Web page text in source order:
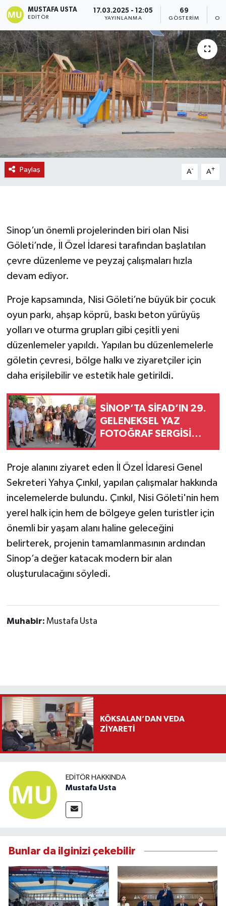
MUSTAFA USTA
EDITÖR
17.03.2025 - 12:05
YAYINLANMA
69
GÖSTERIM
Paylaş A- A+
Sinop’un önemli projelerinden biri olan Nisi
Göleti’nde, İl Özel İdaresi tarafından başlatılan
çevre düzenleme ve peyzaj çalışmaları hızla
devam ediyor.
Proje kapsamında, Nisi Göleti’ne büyük bir çocuk
oyun parkı, ahşap köprü, baskı beton yürüyüş
yolları ve oturma grupları gibi çeşitli yeni
düzenlemeler yapıldı. Yapılan bu düzenlemelerle
göletin çevresi, bölge halkı ve ziyaretçiler için
daha erişilebilir ve estetik hale getirildi.
SİNOP’TA SİFAD’IN 29.
GELENEKSEL YAZ
FOTOĞRAF SERGİSİ
Proje alanını ziyaret eden İl Özel İdaresi Genel
Sekreteri Yahya Çınkıl, yapılan çalışmalar hakkında
incelemelerde bulundu. Çınkıl, Nisi Göleti'nin hem
yerel halk için hem de bölgeye gelen turistler için
önemli bir yaşam alanı haline geleceğini
belirterek, projenin tamamlanmasının ardından
Sinop’a değer katacak modern bir alan
oluşturulacağını söyledi.
Muhabir: Mustafa Usta
KÖKSALAN’DAN VEDA
ZİYARETİ
EDITÖR HAKKINDA
Mustafa Usta
Bunlar da ilginizi çekebilir